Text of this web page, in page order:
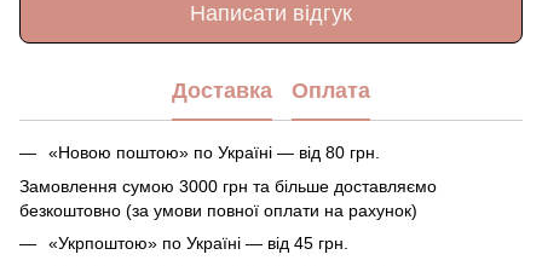
Написати відгук
Доставка Оплата
«Новою поштою» по Україні — від 80 грн.
Замовлення сумою 3000 грн та більше доставляємо
безкоштовно (за умови повної оплати на рахунок)
«Укрпоштою» по Україні — від 45 грн.